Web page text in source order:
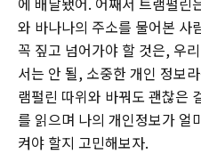
와 바나나의 주소를 물어본 사
꼭 짚고 넘어가야 할 것은, 우
서는 안 될, 소중한 개인 정보
램펄린 따위와 바꿔도 괜찮은
를 읽으며 나의 개인정보가 얼
켜야 할지 고민해보자.